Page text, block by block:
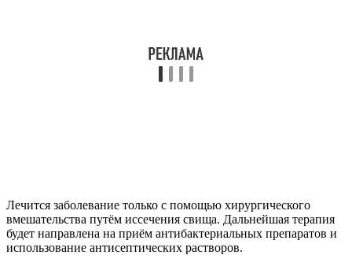
Лечится заболевание только с помощью хирургического
вмешательства путём иссечения свища. Дальнейшая терапия
будет направлена на приём антибактериальных препаратов и
использование антисептических растворов.